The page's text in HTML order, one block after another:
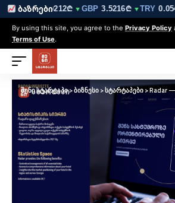
ბაზრები
▼ EUR3.0212₾▼ GBP3.5216₾▼ TRY
By using this site, you agree to the Privacy Policy
Terms of Use.
შენი სტარტაპი>ბიზნესი>სტარტაპები>Radar —